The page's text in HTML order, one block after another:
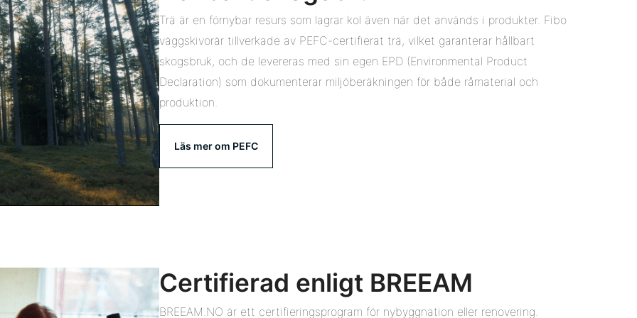
Trä är en förnybar resurs som lagrar kol även när det används i produkter. Fibo
väggskivorär tillverkade av PEFC-certifierat trä, vilket garanterar hållbart
skogsbruk, och de levereras med sin egen EPD (Environmental Product
Declaration) som dokumenterar miljöberäkningen för både råmaterial och
produktion.
Läs mer om PEFC
Certifierad enligt BREEAM
BREEAM.NO är ett certifieringsprogram för nybyggnation eller renovering.